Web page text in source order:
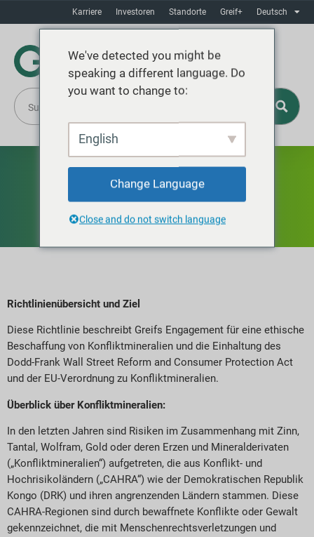
Karriere Investoren Standorte Greif+ Deutsch
Richtlinie zu
Konfliktmineralien
Richtlinienübersicht und Ziel
Diese Richtlinie beschreibt Greifs Engagement für eine ethische
Beschaffung von Konfliktmineralien und die Einhaltung des
Dodd-Frank Wall Street Reform and Consumer Protection Act
und der EU-Verordnung zu Konfliktmineralien.
Überblick über Konfliktmineralien:
In den letzten Jahren sind Risiken im Zusammenhang mit Zinn,
Tantal, Wolfram, Gold oder deren Erzen und Mineralderivaten
(„Konfliktmineralien“) aufgetreten, die aus Konflikt- und
Hochrisikoländern („CAHRA“) wie der Demokratischen Republik
Kongo (DRK) und ihren angrenzenden Ländern stammen. Diese
CAHRA-Regionen sind durch bewaffnete Konflikte oder Gewalt
gekennzeichnet, die mit Menschenrechtsverletzungen und
We've detected you might be
speaking a different language. Do
you want to change to:
English
Change Language
Close and do not switch language